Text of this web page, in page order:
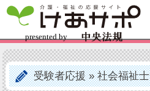
受験者応援»社会福祉士